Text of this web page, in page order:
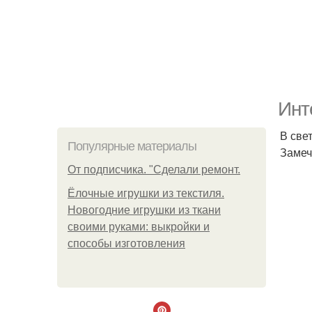
Популярные материалы
От подписчика. "Сделали ремонт.
Ёлочные игрушки из текстиля.
Новогодние игрушки из ткани
своими руками: выкройки и
способы изготовления
В